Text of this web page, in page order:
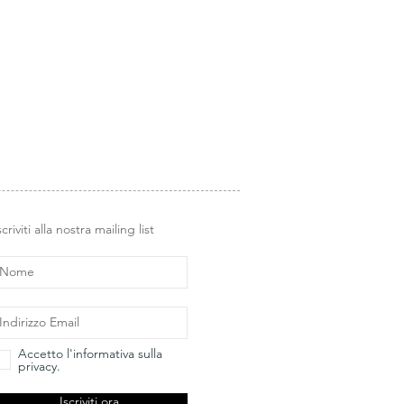
alla nostra mailing list
Accetto l'informativa sulla
privacy.